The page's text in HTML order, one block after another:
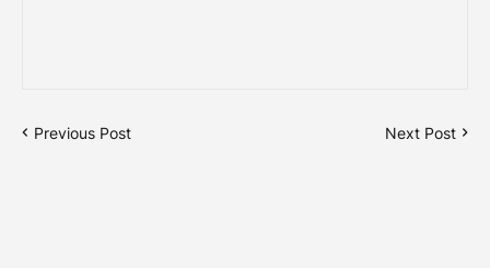
Previous Post Next Post